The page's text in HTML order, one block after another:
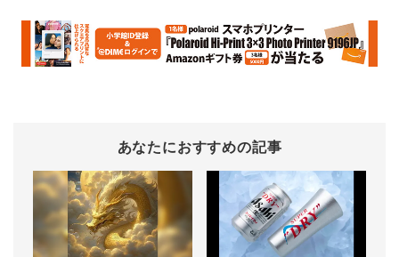
あなたにおすすめの記事